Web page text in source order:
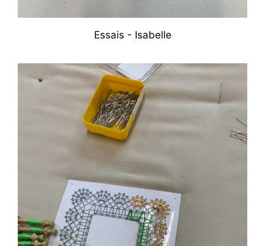
Essais - Isabelle